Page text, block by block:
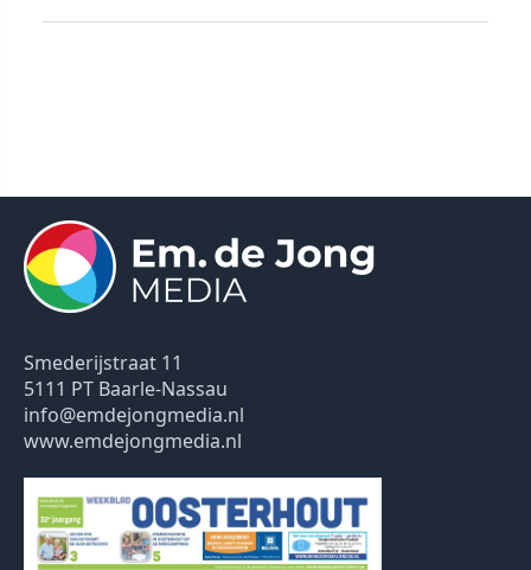
Smederijstraat 11
5111 PT Baarle-Nassau
info@emdejongmedia.nl
www.emdejongmedia.nl